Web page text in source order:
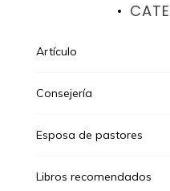
Artículo
Consejería
Esposa de pastores
Libros recomendados